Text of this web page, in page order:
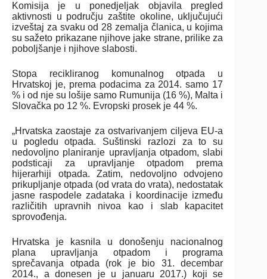
Komisija je u ponedjeljak objavila pregled
aktivnosti u području zaštite okoline, uključujući
izveštaj za svaku od 28 zemalja članica, u kojima
su sažeto prikazane njihove jake strane, prilike za
poboljšanje i njihove slabosti.
Stopa recikliranog komunalnog otpada u
Hrvatskoj je, prema podacima za 2014. samo 17
% i od nje su lošije samo Rumunija (16 %), Malta i
Slovačka po 12 %. Evropski prosek je 44 %.
„Hrvatska zaostaje za ostvarivanjem ciljeva EU-a
u pogledu otpada. Suštinski razlozi za to su
nedovoljno planiranje upravljanja otpadom, slabi
podsticaji za upravljanje otpadom prema
hijerarhiji otpada. Zatim, nedovoljno odvojeno
prikupljanje otpada (od vrata do vrata), nedostatak
jasne raspodele zadataka i koordinacije između
različitih upravnih nivoa kao i slab kapacitet
sprovođenja.
Hrvatska je kasnila u donošenju nacionalnog
plana upravljanja otpadom i programa
sprečavanja otpada (rok je bio 31. decembar
2014., a donesen je u januaru 2017.) koji se